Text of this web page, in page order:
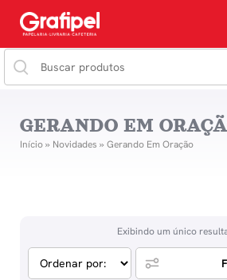
GERANDO EM
Início» Novidades » Gerando Em Oração
Exibindo um único